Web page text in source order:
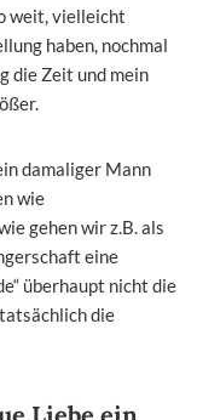
weit, vielleicht
haben, nochmal
die Zeit und mein
damaliger Mann
wie
gehen wir z.B. als
eine
überhaupt nicht die
die